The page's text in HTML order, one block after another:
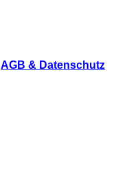
AGB & Datenschutz